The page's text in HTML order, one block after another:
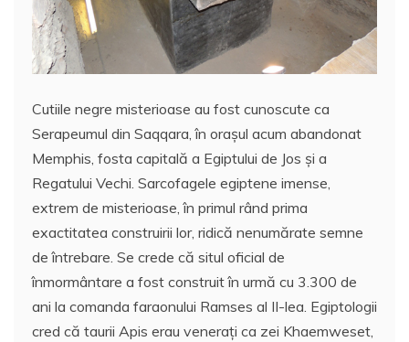
Cutiile negre misterioase au fost cunoscute ca
Serapeumul din Saqqara, în oraşul acum abandonat
Memphis, fosta capitală a Egiptului de Jos şi a
Regatului Vechi. Sarcofagele egiptene imense,
extrem de misterioase, în primul rând prima
exactitatea construirii lor, ridică nenumărate semne
de întrebare. Se crede că situl oficial de
înmormântare a fost construit în urmă cu 3.300 de
ani la comanda faraonului Ramses al II-lea. Egiptologii
cred că taurii Apis erau veneraţi ca zei Khaemweset,